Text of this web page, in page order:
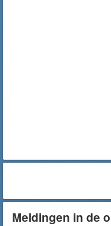
Meldingen in de